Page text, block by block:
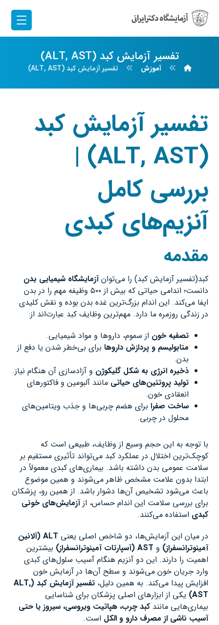
تفسیر آزمایش کبد (ALT, AST)
آموزش تفسیر آزمایش کبد (ALT, AST)
تفسیر آزمایش کبد
(ALT, AST) |
بررسی کامل
آنزیم‌های کبدی
مقدمه
کبد(تفسیر آزمایش کبد) را می‌توانآزمایشگاه شیمیایی بدن
دانست؛ اندامی حیاتی که بیش از ۵۰۰ وظیفه مهم را در بدن
ایفا می‌کند. این اندام بزرگ‌ترین غده بدن بوده و نقش کلیدی
در زندگی روزمره ما دارد. مهم‌ترین وظایف کبد عبارت‌اند از:
تصفیه خون از سموم، داروها و مواد شیمیایی.
متابولیسم و پردازش داروها برای بی‌خطر شدن یا دفع از
بدن.
ذخیره انرژی به شکل گلیکوژن و آزادسازی آن هنگام نیاز.
تولید پروتئین‌های حیاتی مانند آلبومین و فاکتورهای
انعقادی خون.
ساخت صفرا برای هضم چربی‌ها و جذب ویتامین‌های
محلول در چربی.
با توجه به این حجم وسیع از وظایف، طبیعی است که
کوچک‌ترین اختلال در عملکرد کبد می‌تواند تأثیری مستقیم بر
سلامت عمومی بدن داشته باشد. بیماری‌های کبدی معمولاً در
ابتدا بدون علامت مشخص ظاهر می‌شوند و همین موضوع
باعث می‌شود تشخیص آن‌ها دشوار باشد. از همین رو، پزشکان
برای بررسی سلامت این اندام حساس، ازآزمایش‌های خونی
کبدی استفاده می‌کنند.
در میان این آزمایش‌ها، دو شاخص اصلی یعنی ALT ( آلانین
آمینوترانسفراز) و AST ( آسپارتات آمینوترانسفراز) بیشترین
اهمیت را دارند. این دو آنزیم هنگام آسیب سلول‌های کبدی
وارد جریان خون می‌شوند و سطح آن‌ها در آزمایش خون
افزایش پیدا می‌کند. به همین دلیل،تفسیر آزمایش کبد (ALT,
AST) یکی از ابزارهای اصلی پزشکان برای شناسایی
بیماری‌هایی مانندکبد چرب، هپاتیت ویروسی، سیروز یا حتی
آسیب ناشی از مصرف دارو و الکل است.